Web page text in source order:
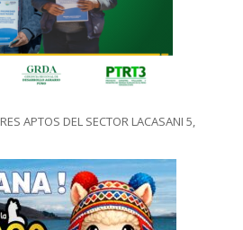
APTOS DEL SECTOR LACASANI 5,